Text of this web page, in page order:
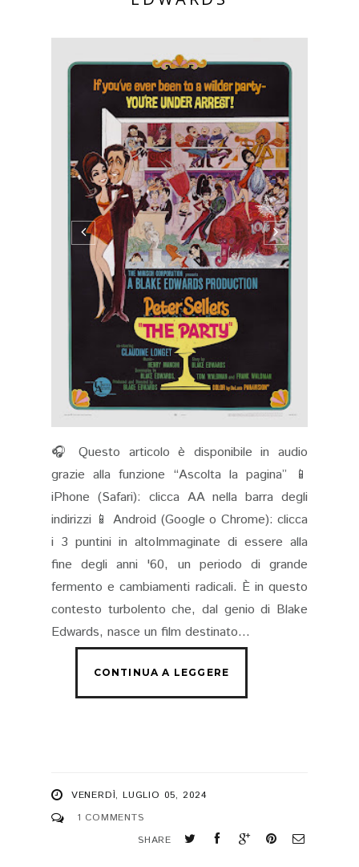
🎧 Questo articolo è disponibile in audio
grazie alla funzione “Ascolta la pagina” 📱
iPhone (Safari): clicca AA nella barra degli
indirizzi 📱 Android (Google o Chrome): clicca
i 3 puntini in altoImmaginate di essere alla
fine degli anni '60, un periodo di grande
fermento e cambiamenti radicali. È in questo
contesto turbolento che, dal genio di Blake
Edwards, nasce un film destinato...
VENERDÌ, LUGLIO 05, 2024
1 COMMENTS
SHARE